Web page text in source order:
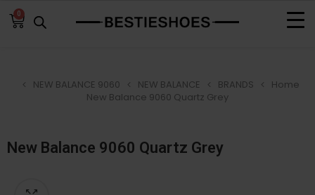
0
Home
BRANDS
NEW BALANCE
NEW BALANCE 9060
New Balance 9060 Quartz Grey
New Balance 9060 Quartz Grey